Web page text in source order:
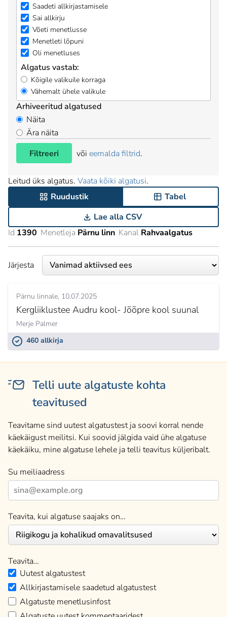
Saadeti allkirjastamisele
Sai allkirju
Võeti menetlusse
Menetleti lõpuni
Oli menetluses
Algatus vastab:
Kõigile valikuile korraga
Vähemalt ühele valikule
Arhiveeritud algatused
Näita
Ära näita
Filtreeri
või eemalda filtrid.
Leitud üks algatus. Vaata kõiki algatusi.
Ruudustik
Tabel
Lae alla CSV
Id 1390 Menetleja Pärnu linn Kanal Rahvaalgatus
Järjesta
Pärnu linnale 10.07.2025
Kergliiklustee Audru kool- Jõõpre kool suunal
Merje Palmer
460 allkirja
Telli uute algatuste kohta
teavitused
Teavitame sind uutest algatustest ja soovi korral nende
käekäigust meilitsi. Kui soovid jälgida vaid ühe algatuse
käekäiku, mine algatuse lehele ja telli teavitus küljeribalt.
Su meiliaadress
Teavita, kui algatuse saajaks on…
Teavita…
Uutest algatustest
Allkirjastamisele saadetud algatustest
Algatuste menetlusinfost